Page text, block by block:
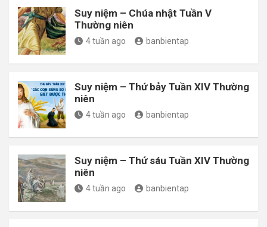
Suy niệm – Chúa nhật Tuần V
Thường niên
4 tuần ago banbientap
Suy niệm – Thứ bảy Tuần XIV Thường
niên
4 tuần ago banbientap
Suy niệm – Thứ sáu Tuần XIV Thường
niên
4 tuần ago banbientap